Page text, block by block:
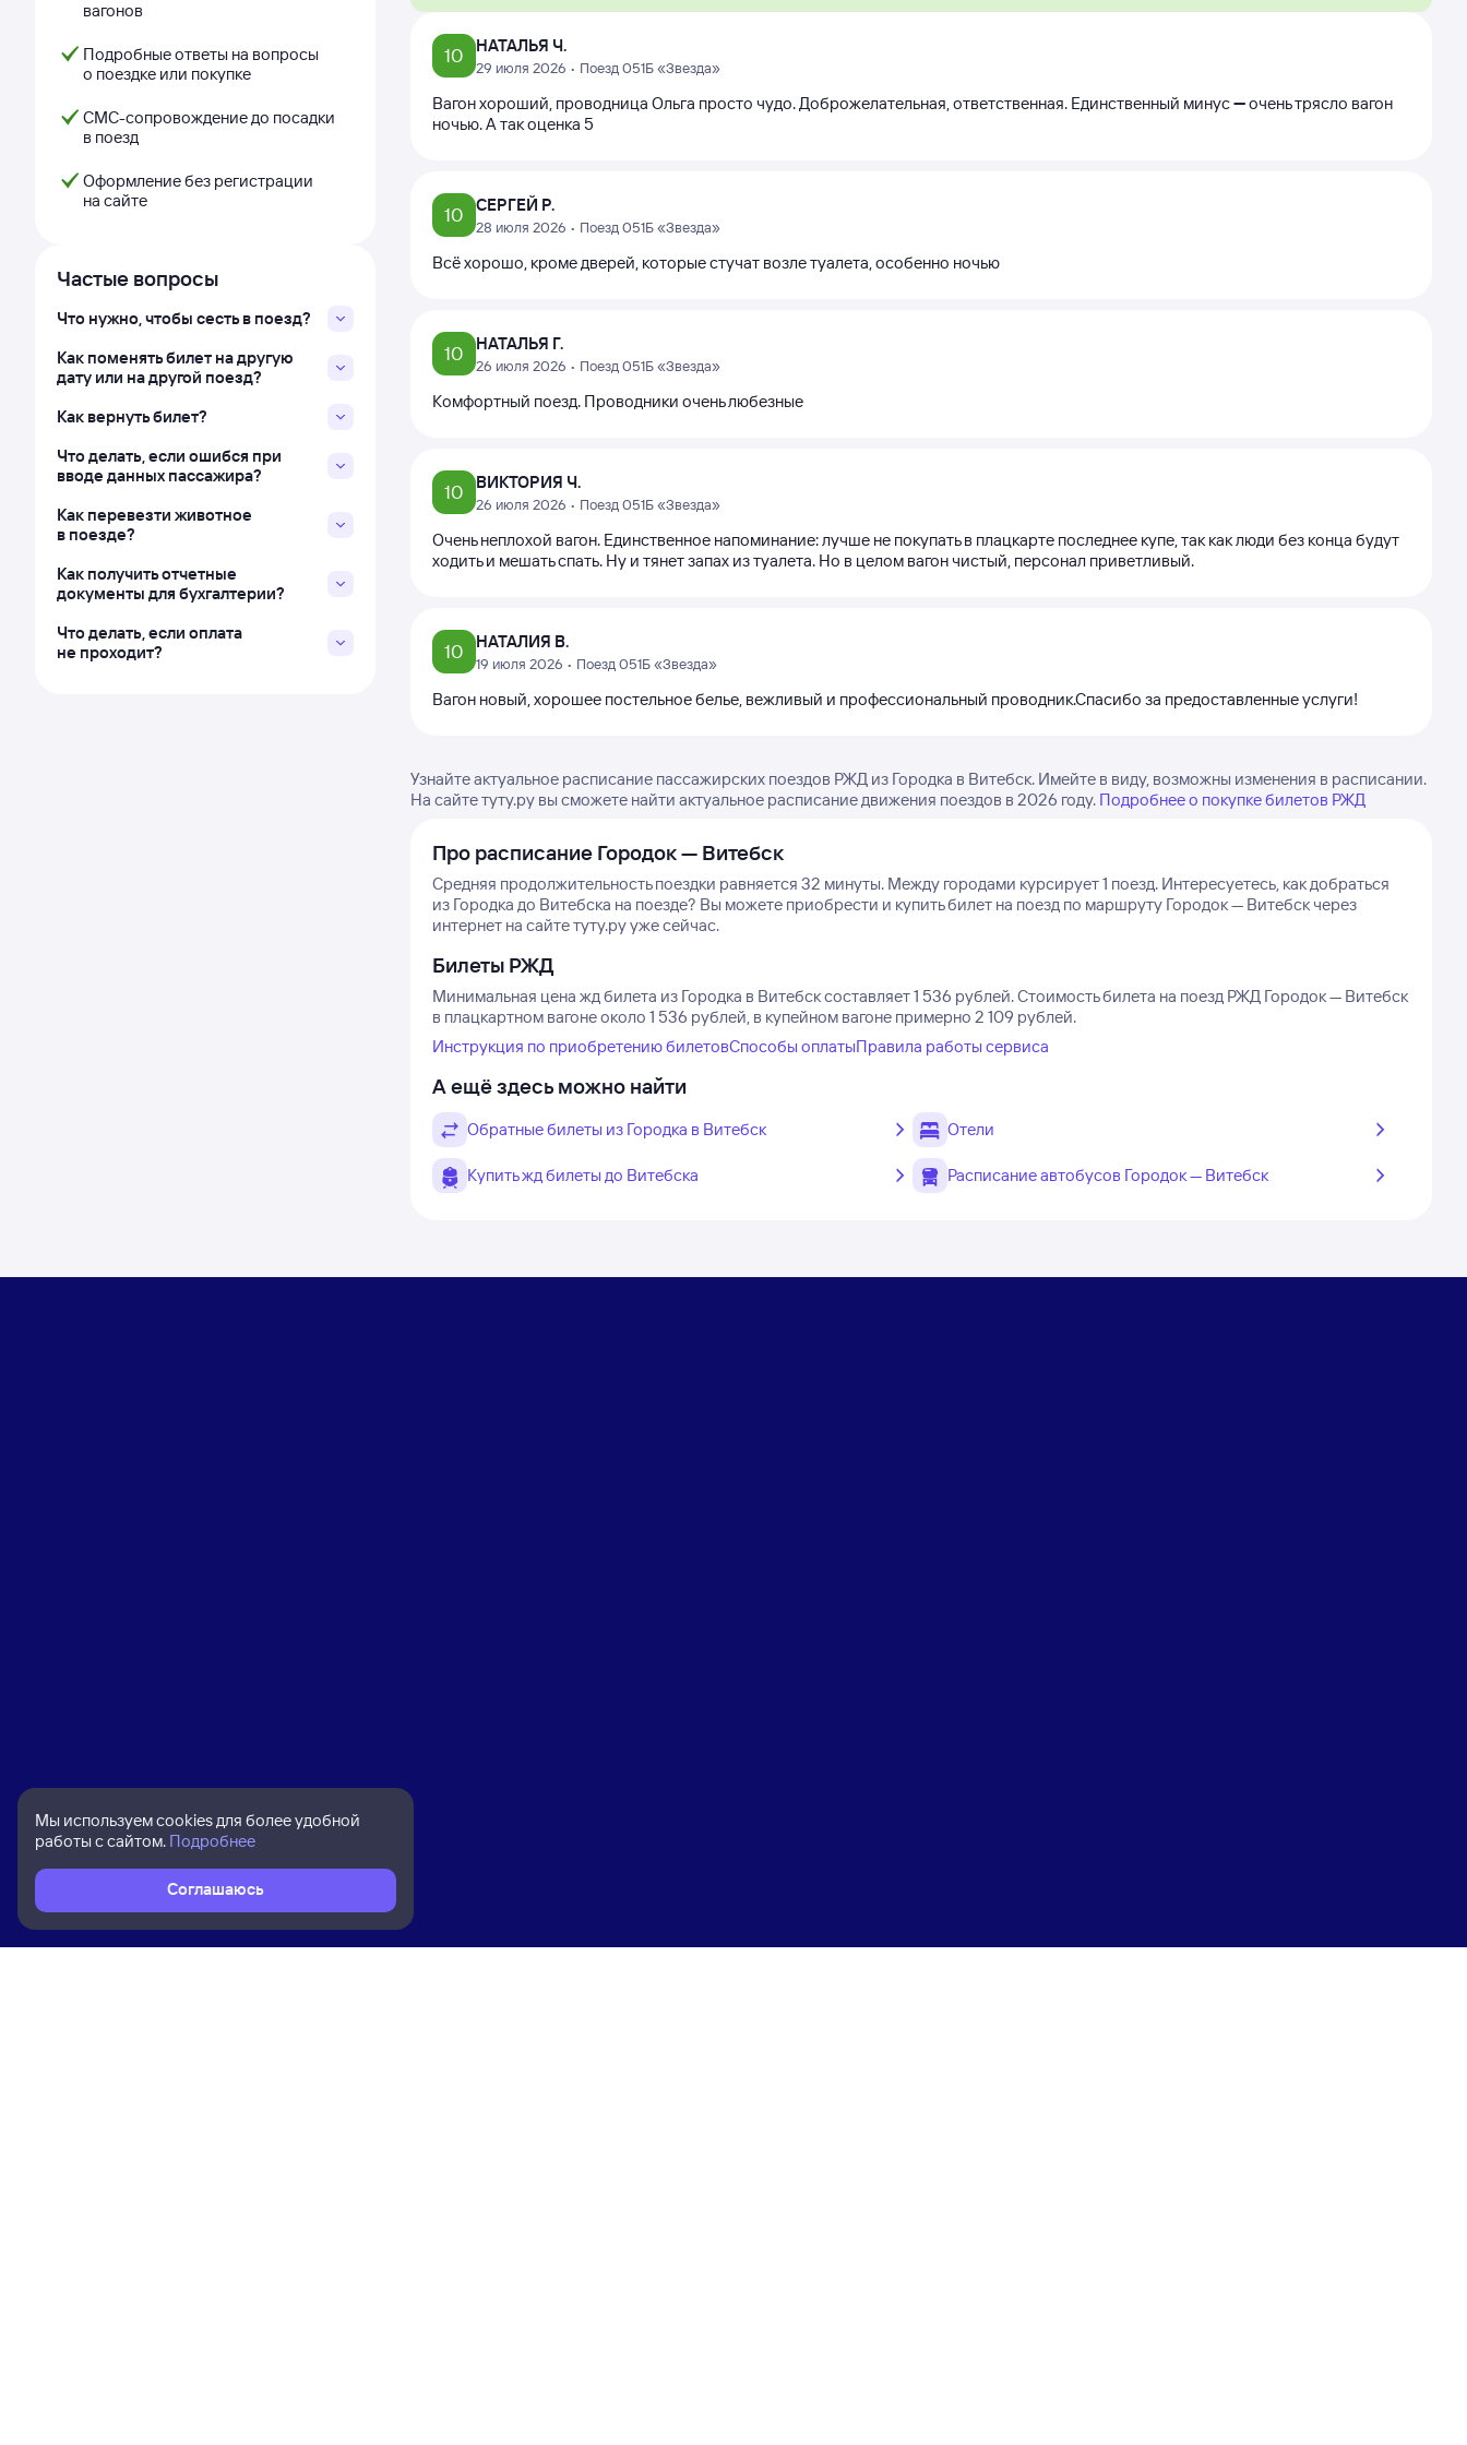
вагонов
Подробные ответы на вопросы
о поездке или покупке
СМС-сопровождение до посадки
в поезд
Оформление без регистрации
на сайте
Частые вопросы
Что нужно, чтобы сесть в поезд?
Как поменять билет на другую
дату или на другой поезд?
Как вернуть билет?
Что делать, если ошибся при
вводе данных пассажира?
Как перевезти животное
в поезде?
Как получить отчетные
документы для бухгалтерии?
Что делать, если оплата
не проходит?
10 НАТАЛЬЯ Ч.
29 июля 2026 • Поезд 051Б «Звезда»
Вагон хороший, проводница Ольга просто чудо. Доброжелательная, ответственная. Единственный минус ➖ очень трясло вагон
ночью. А так оценка 5
10 СЕРГЕЙ Р.
28 июля 2026 • Поезд 051Б «Звезда»
Всё хорошо, кроме дверей, которые стучат возле туалета, особенно ночью
10 НАТАЛЬЯ Г.
26 июля 2026 • Поезд 051Б «Звезда»
Комфортный поезд. Проводники очень любезные
10 ВИКТОРИЯ Ч.
26 июля 2026 • Поезд 051Б «Звезда»
Очень неплохой вагон. Единственное напоминание: лучше не покупать в плацкарте последнее купе, так как люди без конца будут
ходить и мешать спать. Ну и тянет запах из туалета. Но в целом вагон чистый, персонал приветливый.
10 НАТАЛИЯ В.
19 июля 2026 • Поезд 051Б «Звезда»
Вагон новый, хорошее постельное белье, вежливый и профессиональный проводник.Спасибо за предоставленные услуги!
Узнайте актуальное расписание пассажирских поездов РЖД из Городка в Витебск. Имейте в виду, возможны изменения в расписании.
На сайте туту.ру вы сможете найти актуальное расписание движения поездов в 2026 году. Подробнее о покупке билетов РЖД
Про расписание Городок — Витебск
Средняя продолжительность поездки равняется 32 минуты. Между городами курсирует 1 поезд. Интересуетесь, как добраться
из Городка до Витебска на поезде? Вы можете приобрести и купить билет на поезд по маршруту Городок — Витебск через
интернет на сайте туту.ру уже сейчас.
Билеты РЖД
Минимальная цена жд билета из Городка в Витебск составляет 1 536 рублей.Стоимость билета на поезд РЖД Городок — Витебск
в плацкартном вагоне около 1 536 рублей, в купейном вагоне примерно 2 109 рублей.
Инструкция по приобретению билетовСпособы оплатыПравила работы сервиса
А ещё здесь можно найти
Обратные билеты из Городка в Витебск Отели
Купить жд билеты до Витебска Расписание автобусов Городок — Витебск
Мы используем cookies для более удобной
работы с сайтом. Подробнее
Соглашаюсь